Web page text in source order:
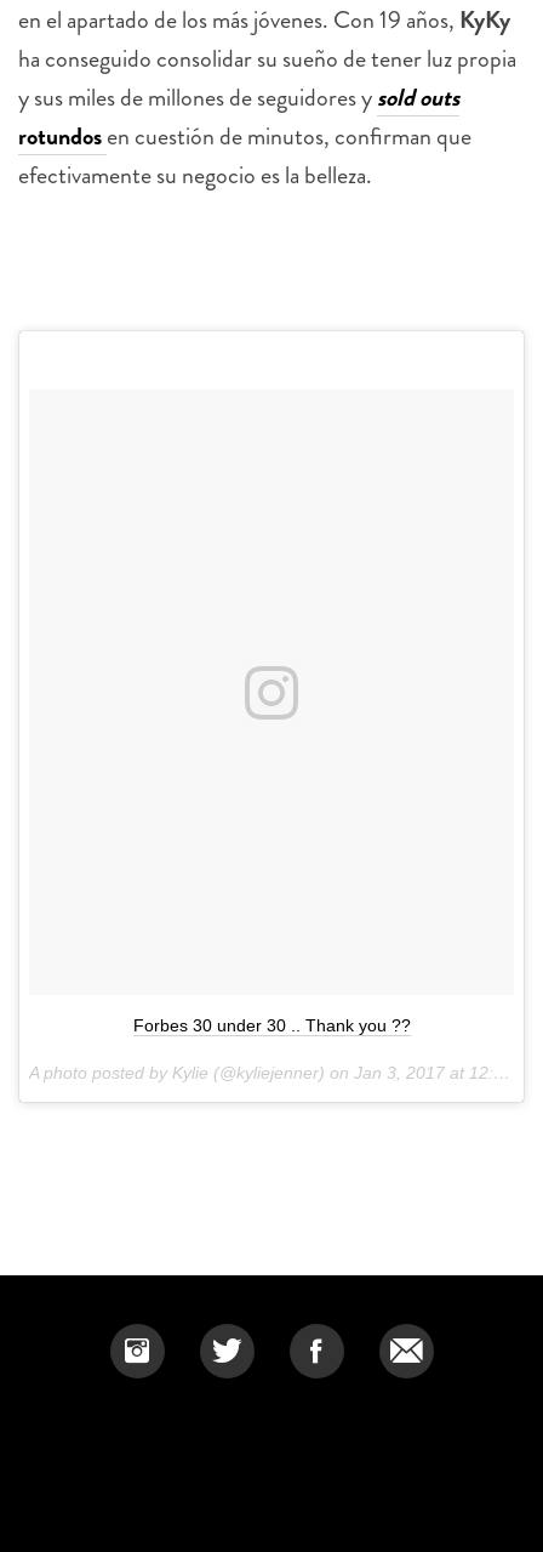
en el apartado de los más jóvenes. Con 19 años, KyKy
ha conseguido consolidar su sueño de tener luz propia
y sus miles de millones de seguidores ysold outs
rotundosen cuestión de minutos, confirman que
efectivamente su negocio es la belleza.
Forbes 30 under 30 .. Thank you ??
A photo posted by Kylie (@kyliejenner) on Jan 3, 2017 at 12:34pm PST